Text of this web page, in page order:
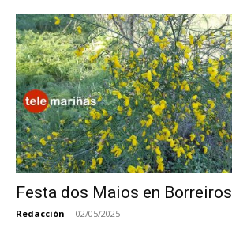
Festa dos Maios en Borreiros
Redacción - 02/05/2025